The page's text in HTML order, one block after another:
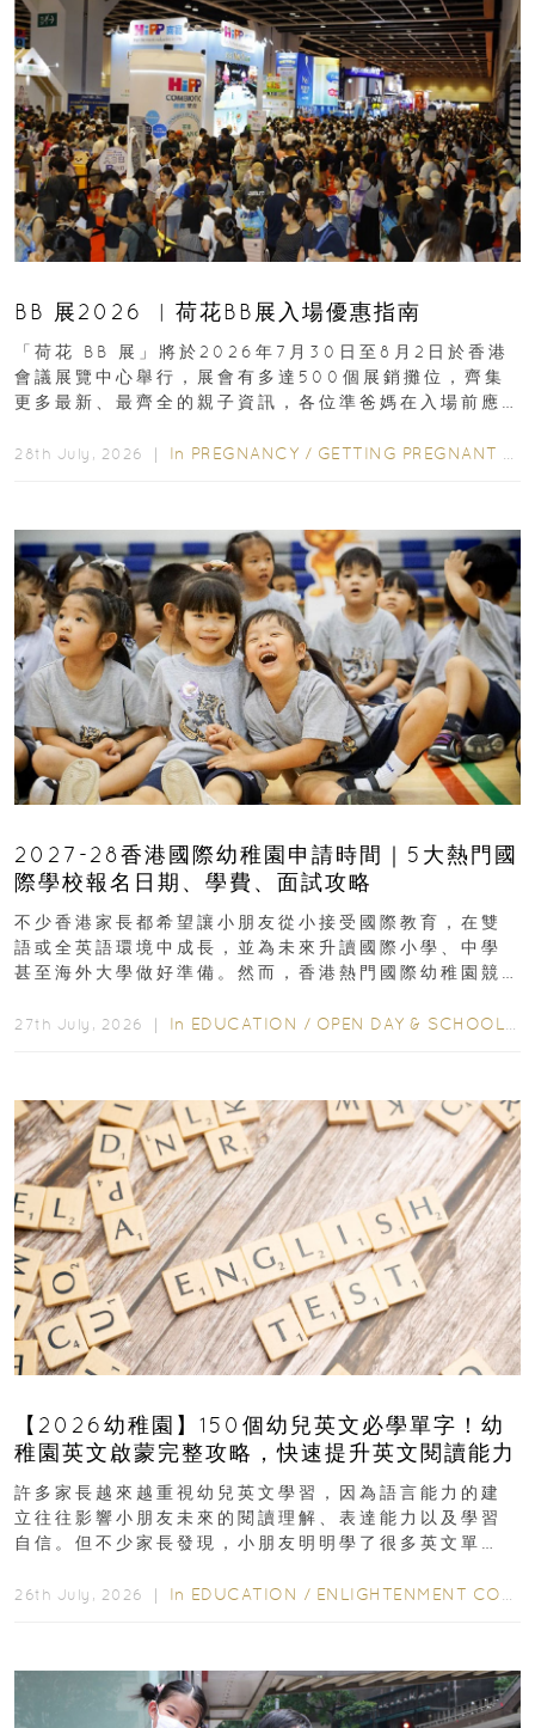
BB 展2026 ︳荷花BB展入場優惠指南
「荷花 BB 展」將於2026年7月30日至8月2日於香港
會議展覽中心舉行，展會有多達500個展銷攤位，齊集
更多最新、最齊全的親子資訊，各位準爸媽在入場前應
28th July, 2026 ｜ In PREGNANCY / GETTING PREGNANT
2027-28香港國際幼稚園申請時間｜5大熱門國
際學校報名日期、學費、面試攻略
不少香港家長都希望讓小朋友從小接受國際教育，在雙
語或全英語環境中成長，並為未來升讀國際小學、中學
甚至海外大學做好準備。然而，香港熱門國際幼稚園競
27th July, 2026 ｜ In EDUCATION / OPEN DAY & SCHOOL EVENTS
【2026幼稚園】150個幼兒英文必學單字！幼
稚園英文啟蒙完整攻略，快速提升英文閱讀能力
許多家長越來越重視幼兒英文學習，因為語言能力的建
立往往影響小朋友未來的閱讀理解、表達能力以及學習
自信。但不少家長發現，小朋友明明學了很多英文單
26th July, 2026 ｜ In EDUCATION / ENLIGHTENMENT CORNER